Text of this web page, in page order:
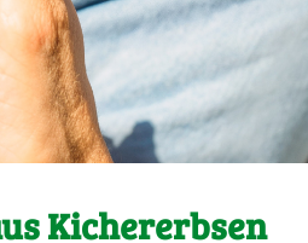
Kichererbsen